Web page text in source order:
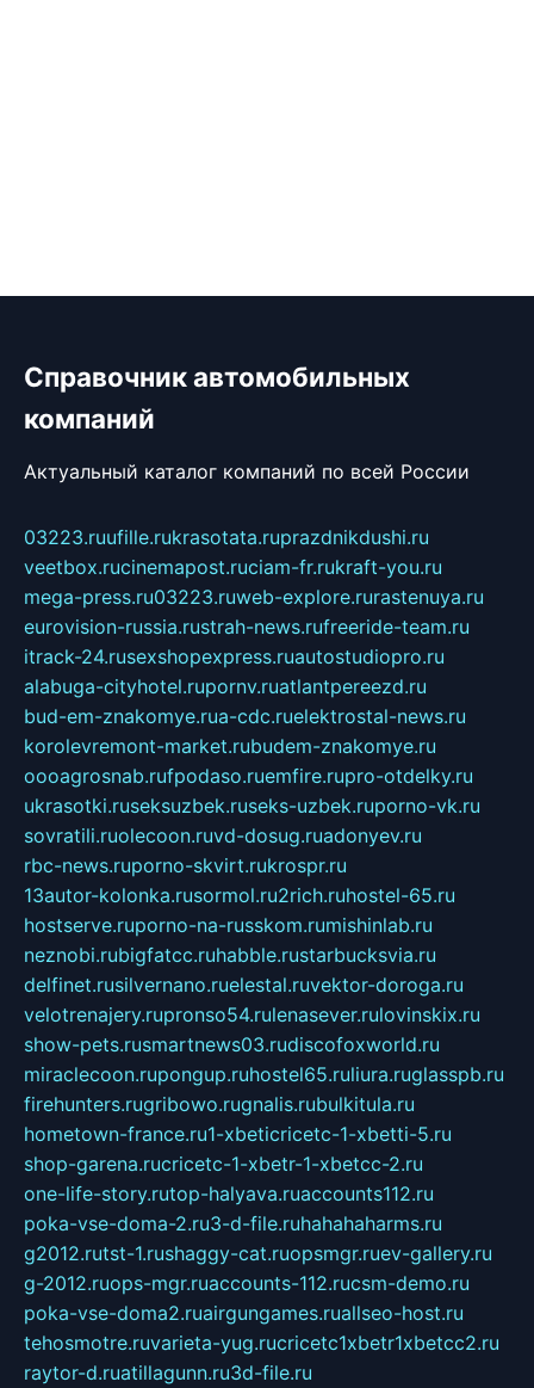
Справочник автомобильных
компаний
Актуальный каталог компаний по всей России
03223.ruufille.rukrasotata.ruprazdnikdushi.ru
veetbox.rucinemapost.ruciam-fr.rukraft-you.ru
mega-press.ru03223.ruweb-explore.rurastenuya.ru
eurovision-russia.rustrah-news.rufreeride-team.ru
itrack-24.rusexshopexpress.ruautostudiopro.ru
alabuga-cityhotel.rupornv.ruatlantpereezd.ru
bud-em-znakomye.rua-cdc.ruelektrostal-news.ru
korolevremont-market.rubudem-znakomye.ru
oooagrosnab.rufpodaso.ruemfire.rupro-otdelky.ru
ukrasotki.ruseksuzbek.ruseks-uzbek.ruporno-vk.ru
sovratili.ruolecoon.ruvd-dosug.ruadonyev.ru
rbc-news.ruporno-skvirt.rukrospr.ru
13autor-kolonka.rusormol.ru2rich.ruhostel-65.ru
hostserve.ruporno-na-russkom.rumishinlab.ru
neznobi.rubigfatcc.ruhabble.rustarbucksvia.ru
delfinet.rusilvernano.ruelestal.ruvektor-doroga.ru
velotrenajery.rupronso54.rulenasever.rulovinskix.ru
show-pets.rusmartnews03.rudiscofoxworld.ru
miraclecoon.rupongup.ruhostel65.ruliura.ruglasspb.ru
firehunters.rugribowo.rugnalis.rubulkitula.ru
hometown-france.ru1-xbeticricetc-1-xbetti-5.ru
shop-garena.rucricetc-1-xbetr-1-xbetcc-2.ru
one-life-story.rutop-halyava.ruaccounts112.ru
poka-vse-doma-2.ru3-d-file.ruhahahaharms.ru
g2012.rutst-1.rushaggy-cat.ruopsmgr.ruev-gallery.ru
g-2012.ruops-mgr.ruaccounts-112.rucsm-demo.ru
poka-vse-doma2.ruairgungames.ruallseo-host.ru
tehosmotre.ruvarieta-yug.rucricetc1xbetr1xbetcc2.ru
raytor-d.ruatillagunn.ru3d-file.ru